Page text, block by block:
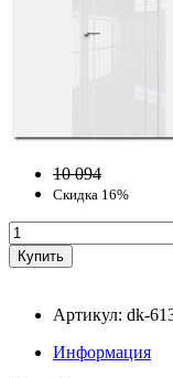
10 094
Скидка 16%
Артикул: dk-
Информация